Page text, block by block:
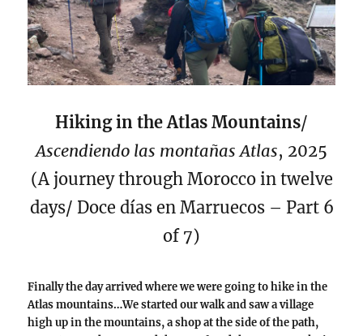
Hiking in the Atlas Mountains/
Ascendiendo las montañas Atlas, 2025
(A journey through Morocco in twelve
days/ Doce días en Marruecos – Part 6
of 7)
Finally the day arrived where we were going to hike in the
Atlas mountains…We started our walk and saw a village
high up in the mountains, a shop at the side of the path,